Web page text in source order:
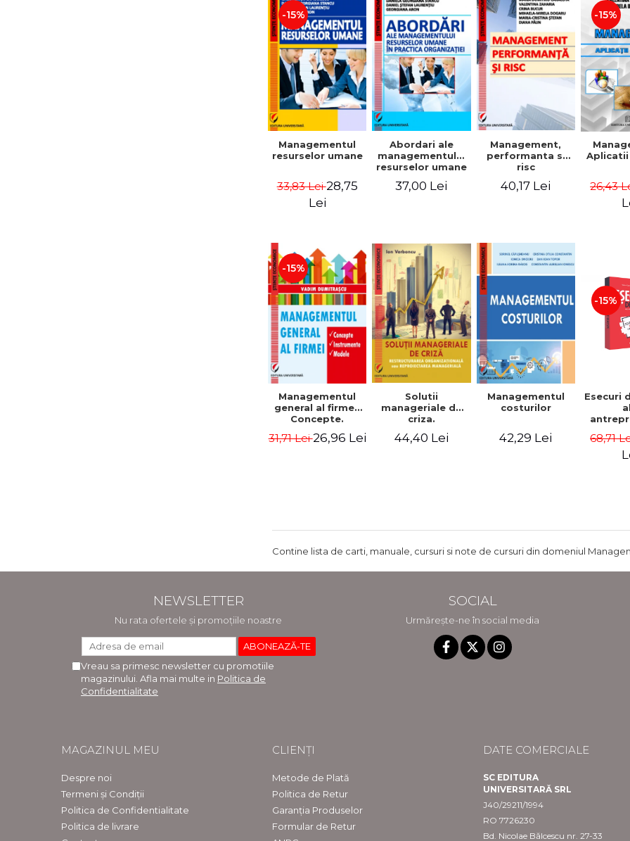
-15%
Managementul
resurselor umane
33,83 Lei28,75
Lei
Abordari ale
managementului
resurselor umane
organizatiei
37,00 Lei
Management,
performanta si
risc
40,17 Lei
-15%
26,43
-15%
Managementul
general al firmei.
Concepte.
Modele
31,71 Lei26,96 Lei
Solutii
manageriale de
criza.
organizationala
44,40 Lei
Managementul
costurilor
42,29 Lei
-15%
Esecuri
esec
68,71
Contine lista de carti, manuale, cursuri si note de cursuri din domeniul
NEWSLETTER
Nu rata ofertele și promoțiile noastre
Vreau sa primesc newsletter cu promotiile
magazinului. Afla mai multe in Politica de
Confidentialitate
SOCIAL
Urmărește-ne în social media
MAGAZINUL MEU
Despre noi
Termeni și Condiții
Politica de Confidentialitate
Politica de livrare
CLIENȚI
Metode de Plată
Politica de Retur
Garanția Produselor
Formular de Retur
DATE COMERCIALE
SC EDITURA
UNIVERSITARĂ SRL
J40/29211/1994
RO 7726230
Bd. Nicolae Bălcescu nr. 27-33